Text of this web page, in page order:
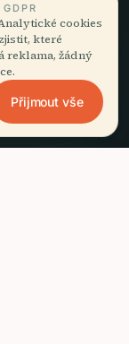
s aplikací
GDPR
cookies
které
reklama, žádný
Přijmout vše